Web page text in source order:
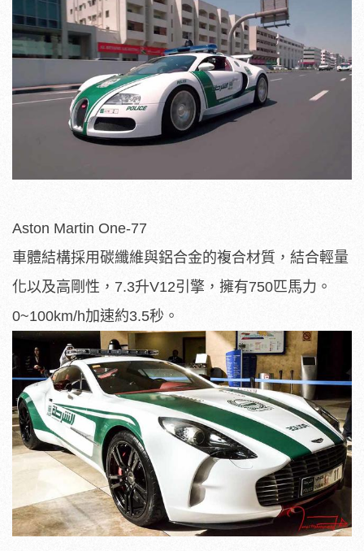
Aston Martin One-77
車體結構採用碳纖維與鋁合金的複合材質，結合輕量
化以及高剛性，7.3升V12引擎，擁有750匹馬力。
0~100km/h加速約3.5秒。